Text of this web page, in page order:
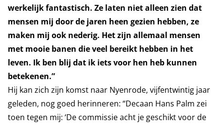
werkelijk fantastisch. Ze laten niet alleen zien dat
mensen mij door de jaren heen gezien hebben, ze
maken mij ook nederig. Het zijn allemaal mensen
met mooie banen die veel bereikt hebben in het
leven. Ik ben blij dat ik iets voor hen heb kunnen
betekenen.”
Hij kan zich zijn komst naar Nyenrode, vijfentwintig jaar
geleden, nog goed herinneren: “Decaan Hans Palm zei
toen tegen mij: ‘De commissie acht je geschikt voor de